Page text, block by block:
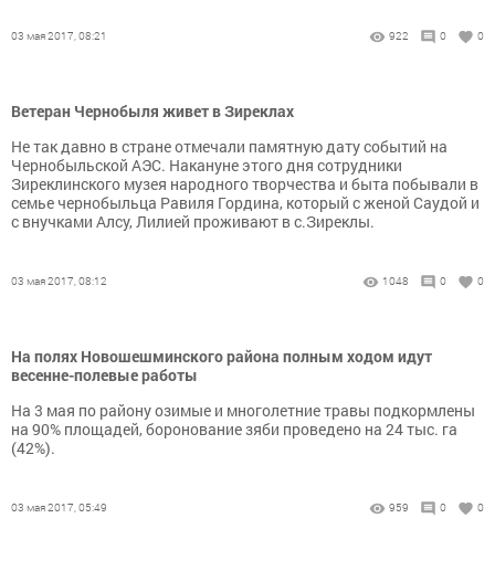
03 мая 2017, 08:21 922 0 0
Ветеран Чернобыля живет в Зиреклах
Не так давно в стране отмечали памятную дату событий на
Чернобыльской АЭС. Накануне этого дня сотрудники
Зиреклинского музея народного творчества и быта побывали в
семье чернобыльца Равиля Гордина, который с женой Саудой и
с внучками Алсу, Лилией проживают в с.Зиреклы.
03 мая 2017, 08:12 1048 0 0
На полях Новошешминского района полным ходом идут
весенне-полевые работы
На 3 мая по району озимые и многолетние травы подкормлены
на 90% площадей, боронование зяби проведено на 24 тыс. га
(42%).
03 мая 2017, 05:49 959 0 0